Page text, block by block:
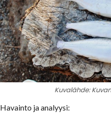
Kuvalähde:
Havainto ja analyysi: